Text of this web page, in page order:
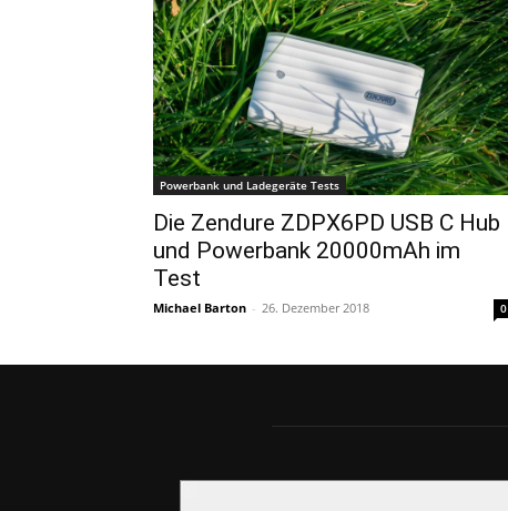
Powerbank und Ladegeräte Tests
Die Zendure ZDPX6PD USB C Hub
und Powerbank 20000mAh im
Test
Michael Barton - 26. Dezember 2018 0